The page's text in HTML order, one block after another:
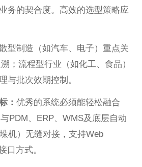
务的契合度。高效的选型策略应
型制造（如汽车、电子）重点关
；流程型行业（如化工、食品）
与批次效期控制。
： 优秀的系统必须能轻松融合
PDM、ERP、WMS及底层自动
机）无缝对接，支持Web
口方式。